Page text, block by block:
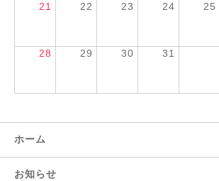
21 22 23 24 25
28 29 30 31
ホーム
お知らせ